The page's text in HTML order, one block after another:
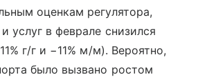
оценкам регулятора,
услуг в феврале снизился
г/г и −11% м/м). Вероятно,
было вызвано ростом